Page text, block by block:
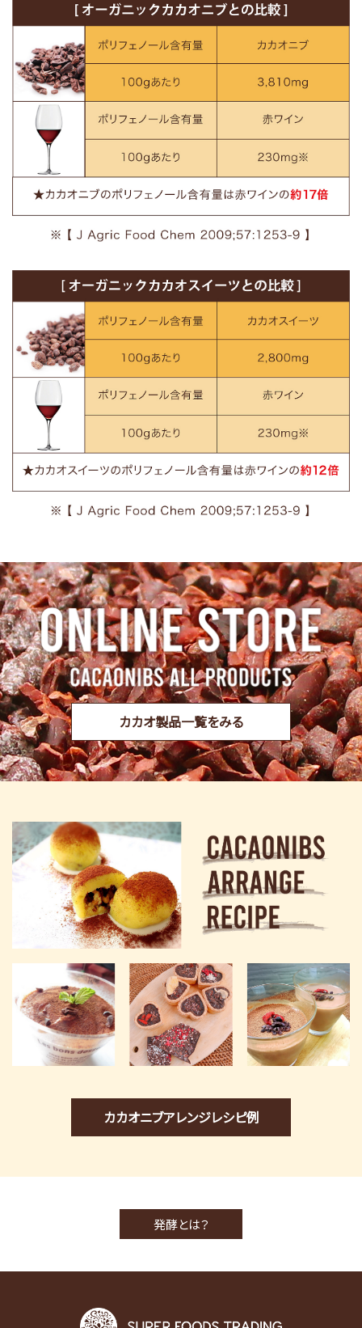
カカオ製品一覧をみる
カカオニブアレンジレシピ例
発酵とは？